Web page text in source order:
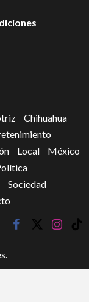
Chihuahua
Local
México
Sociedad
facebook
twitter
tik